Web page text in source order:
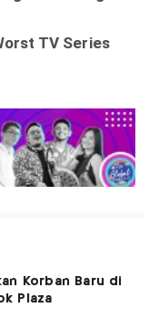
Korban Baru di
Plaza